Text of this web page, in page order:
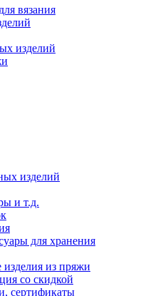
вязания
изделий
изделий
и т.д.
для хранения
изделия из пряжи
со скидкой
сертификаты